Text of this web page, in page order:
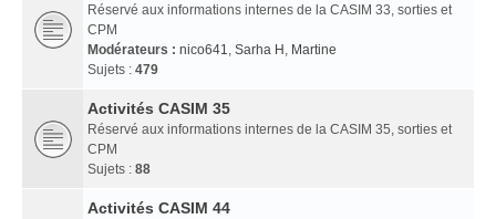
Réservé aux informations internes de la CASIM 33, sorties et
CPM
Modérateurs : nico641, Sarha H , Martine
Sujets : 479
Activités CASIM 35
Réservé aux informations internes de la CASIM 35, sorties et
CPM
Sujets : 88
Activités CASIM 44